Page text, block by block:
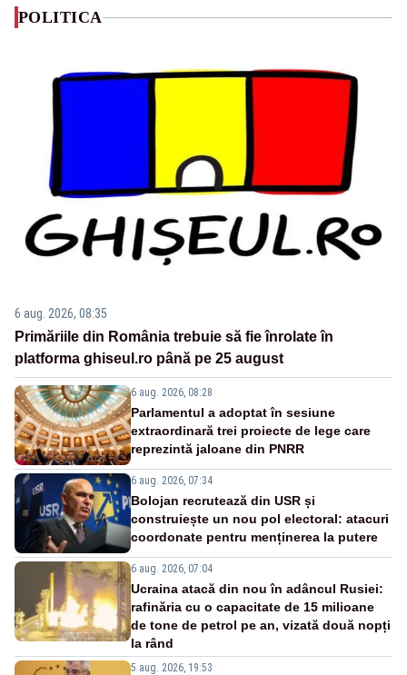
POLITICA
6 aug. 2026, 08:35
Primăriile din România trebuie să fie înrolate în
platforma ghiseul.ro până pe 25 august
6 aug. 2026, 08:28
Parlamentul a adoptat în sesiune
extraordinară trei proiecte de lege care
reprezintă jaloane din PNRR
6 aug. 2026, 07:34
Bolojan recrutează din USR și
construiește un nou pol electoral: atacuri
coordonate pentru menținerea la putere
6 aug. 2026, 07:04
Ucraina atacă din nou în adâncul Rusiei:
rafinăria cu o capacitate de 15 milioane
de tone de petrol pe an, vizată două nopți
la rând
5 aug. 2026, 19:53